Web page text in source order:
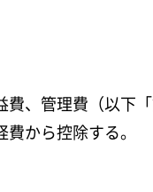
、管理費（以下
から控除する。